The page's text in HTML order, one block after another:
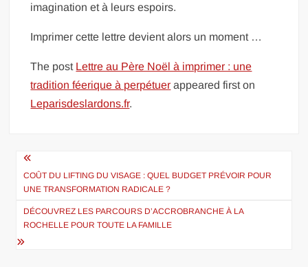
imagination et à leurs espoirs.
Imprimer cette lettre devient alors un moment …
The post Lettre au Père Noël à imprimer : une
tradition féerique à perpétuer appeared first on
Leparisdeslardons.fr.
Navigation
de
l’article
COÛT DU LIFTING DU VISAGE : QUEL BUDGET PRÉVOIR POUR
UNE TRANSFORMATION RADICALE ?
DÉCOUVREZ LES PARCOURS D’ACCROBRANCHE À LA
ROCHELLE POUR TOUTE LA FAMILLE